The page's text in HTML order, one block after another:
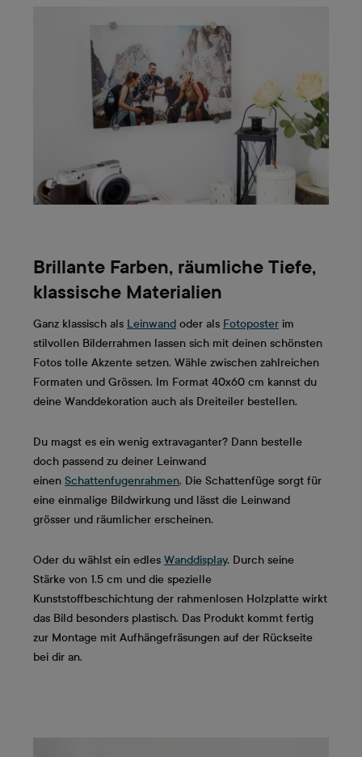
Brillante Farben, räumliche Tiefe,
klassische Materialien
Ganz klassisch als Leinwand oder als Fotoposter im
stilvollen Bilderrahmen lassen sich mit deinen schönsten
Fotos tolle Akzente setzen. Wähle zwischen zahlreichen
Formaten und Grössen. Im Format 40x60 cm kannst du
deine Wanddekoration auch als Dreiteiler bestellen.
Du magst es ein wenig extravaganter? Dann bestelle
doch passend zu deiner Leinwand
einen Schattenfugenrahmen. Die Schattenfüge sorgt für
eine einmalige Bildwirkung und lässt die Leinwand
grösser und räumlicher erscheinen.
Oder du wählst ein edles Wanddisplay. Durch seine
Stärke von 1.5 cm und die spezielle
Kunststoffbeschichtung der rahmenlosen Holzplatte wirkt
das Bild besonders plastisch. Das Produkt kommt fertig
zur Montage mit Aufhängefräsungen auf der Rückseite
bei dir an.